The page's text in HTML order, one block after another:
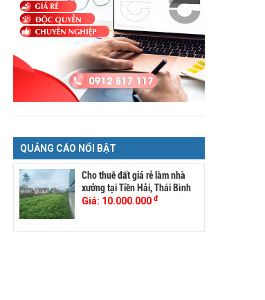
QUẢNG CÁO NỔI BẬT
Cho thuê đất giá rẻ làm nhà
xưởng tại Tiền Hải, Thái Bình
Giá: 10.000.000 đ